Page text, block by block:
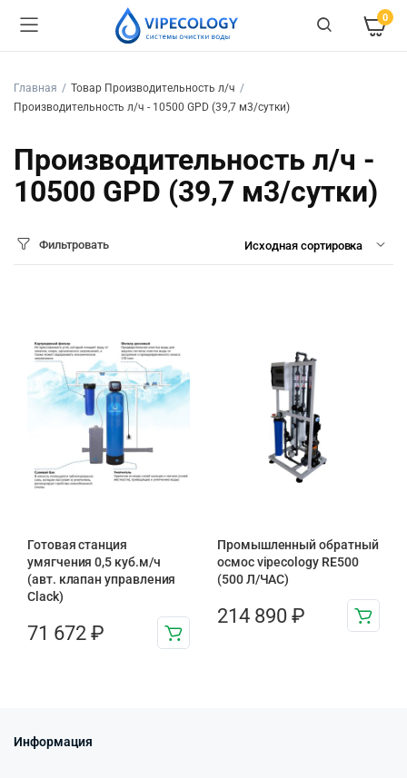
0
Главная
Товар Производительность л/ч
Производительность л/ч - 10500 GPD (39,7 м3/сутки)
Производительность л/ч -
10500 GPD (39,7 м3/сутки)
Фильтровать
Готовая станция
умягчения 0,5 куб.м/ч
(авт. клапан управления
Clack)
71 672 ₽
Промышленный обратный
осмос vipecology RE500
(500 Л/ЧАС)
214 890 ₽
Информация